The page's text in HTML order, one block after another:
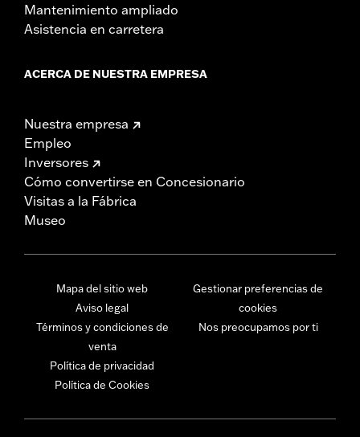
Mantenimiento ampliado
Asistencia en carretera
ACERCA DE NUESTRA EMPRESA
Nuestra empresa
Empleo
Inversores
Cómo convertirse en Concesionario
Visitas a la Fábrica
Museo
Mapa del sitio web
Aviso legal
Términos y condiciones de
venta
Política de privacidad
Política de Cookies
Gestionar preferencias de
cookies
Nos preocupamos por ti